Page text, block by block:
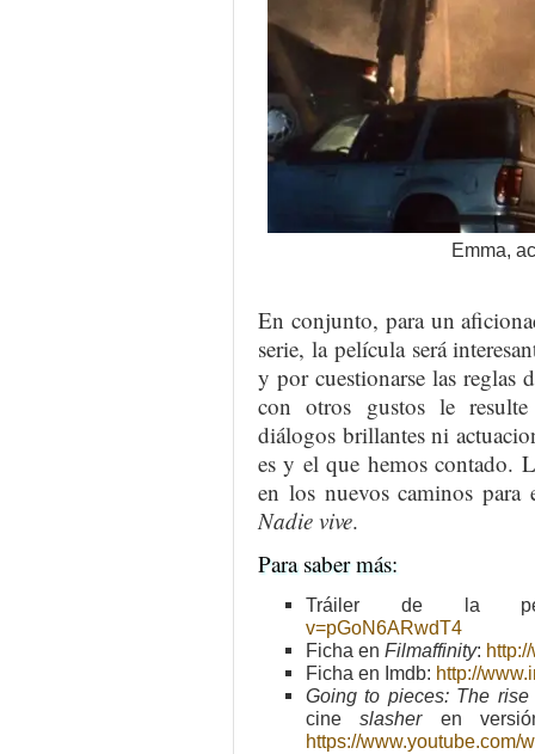
Emma,
En conjunto, para un
serie, la película será
y por cuestionarse las reglas
con otros gustos le
diálogos brillantes ni
es y el que hemos contado.
en los nuevos caminos
Nadie vive.
Para saber más:
Tráiler de la
v=pGoN6ARwdT4
Ficha en Filmaffinity:
Ficha en Imdb: http://
Going to pieces: The
cineslasheren
https://www.youtube.com/